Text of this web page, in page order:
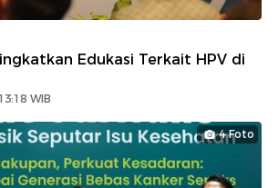
Edukasi Terkait HPV di
WIB
4 Foto